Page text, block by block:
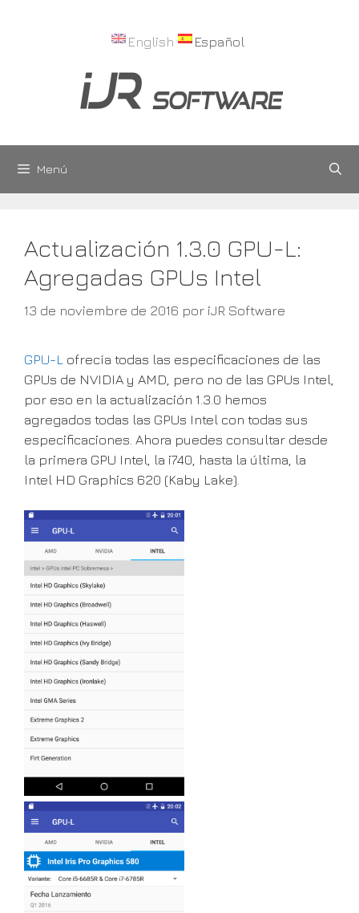
English Español
Menú
Actualización 1.3.0 GPU-L:
Agregadas GPUs Intel
13 de noviembre de 2016 por iJR Software
GPU-L ofrecía todas las especificaciones de las
GPUs de NVIDIA y AMD, pero no de las GPUs Intel,
por eso en la actualización 1.3.0 hemos
agregados todas las GPUs Intel con todas sus
especificaciones. Ahora puedes consultar desde
la primera GPU Intel, la i740, hasta la última, la
Intel HD Graphics 620 (Kaby Lake).